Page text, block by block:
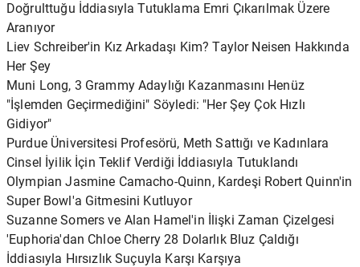
Doğrulttuğu İddiasıyla Tutuklama Emri Çıkarılmak Üzere
Aranıyor
Liev Schreiber'in Kız Arkadaşı Kim? Taylor Neisen Hakkında
Her Şey
Muni Long, 3 Grammy Adaylığı Kazanmasını Henüz
"İşlemden Geçirmediğini" Söyledi: "Her Şey Çok Hızlı
Gidiyor"
Purdue Üniversitesi Profesörü, Meth Sattığı ve Kadınlara
Cinsel İyilik İçin Teklif Verdiği İddiasıyla Tutuklandı
Olympian Jasmine Camacho-Quinn, Kardeşi Robert Quinn'in
Super Bowl'a Gitmesini Kutluyor
Suzanne Somers ve Alan Hamel'in İlişki Zaman Çizelgesi
'Euphoria'dan Chloe Cherry 28 Dolarlık Bluz Çaldığı
İddiasıyla Hırsızlık Suçuyla Karşı Karşıya